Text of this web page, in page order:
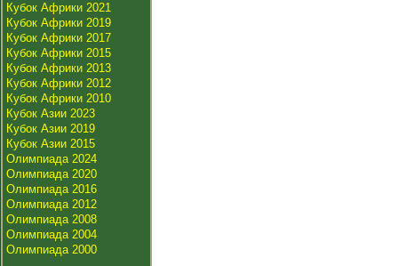
Кубок Африки 2021
Кубок Африки 2019
Кубок Африки 2017
Кубок Африки 2015
Кубок Африки 2013
Кубок Африки 2012
Кубок Африки 2010
Кубок Азии 2023
Кубок Азии 2019
Кубок Азии 2015
Олимпиада 2024
Олимпиада 2020
Олимпиада 2016
Олимпиада 2012
Олимпиада 2008
Олимпиада 2004
Олимпиада 2000